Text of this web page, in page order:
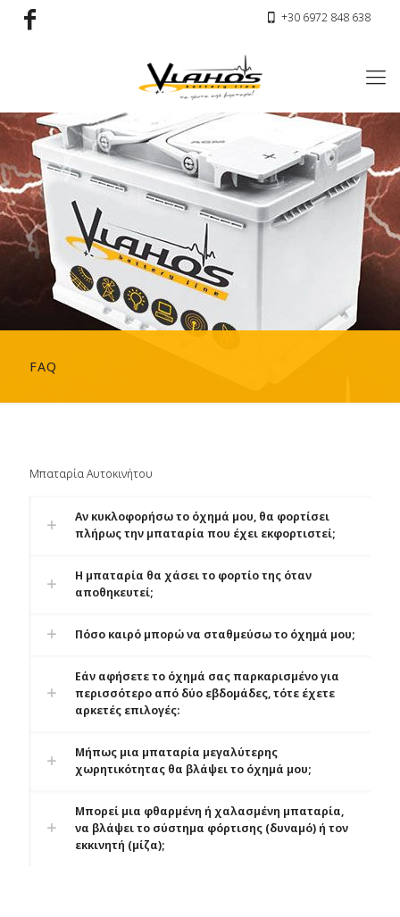
+30 6972 848 638
FAQ
Μπαταρία Αυτοκινήτου
Αν κυκλοφορήσω το όχημά μου, θα φορτίσει
πλήρως την μπαταρία που έχει εκφορτιστεί;
Η μπαταρία θα χάσει το φορτίο της όταν
αποθηκευτεί;
Πόσο καιρό μπορώ να σταθμεύσω το όχημά μου;
Εάν αφήσετε το όχημά σας παρκαρισμένο για
περισσότερο από δύο εβδομάδες, τότε έχετε
αρκετές επιλογές:
Μήπως μια μπαταρία μεγαλύτερης
χωρητικότητας θα βλάψει το όχημά μου;
Μπορεί μια φθαρμένη ή χαλασμένη μπαταρία,
να βλάψει το σύστημα φόρτισης (δυναμό) ή τον
εκκινητή (μίζα);